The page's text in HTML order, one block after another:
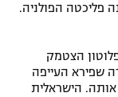
הצטמק
לסיום איבדה שפירא העייפה
הישראלית